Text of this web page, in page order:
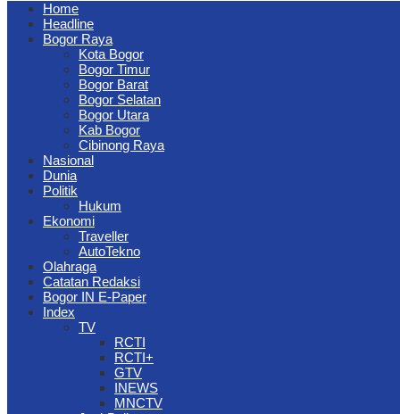
Home
Headline
Bogor Raya
Kota Bogor
Bogor Timur
Bogor Barat
Bogor Selatan
Bogor Utara
Kab Bogor
Cibinong Raya
Nasional
Dunia
Politik
Hukum
Ekonomi
Traveller
AutoTekno
Olahraga
Catatan Redaksi
Bogor IN E-Paper
Index
TV
RCTI
RCTI+
GTV
INEWS
MNCTV